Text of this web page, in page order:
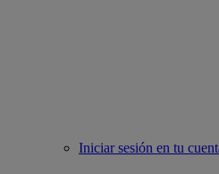
Iniciar sesión en tu